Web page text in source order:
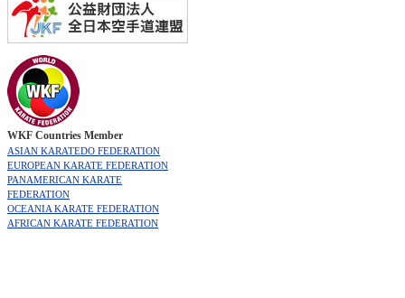
WKF Countries Member
ASIAN KARATEDO FEDERATION
EUROPEAN KARATE FEDERATION
PANAMERICAN KARATE
FEDERATION
OCEANIA KARATE FEDERATION
AFRICAN KARATE FEDERATION